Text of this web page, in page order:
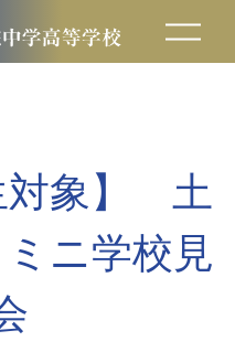
対象】 土
ニ学校見